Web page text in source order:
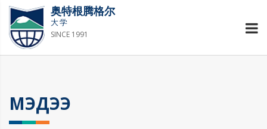
奥特根腾格尔
大学
SINCE 1991
МЭДЭЭ